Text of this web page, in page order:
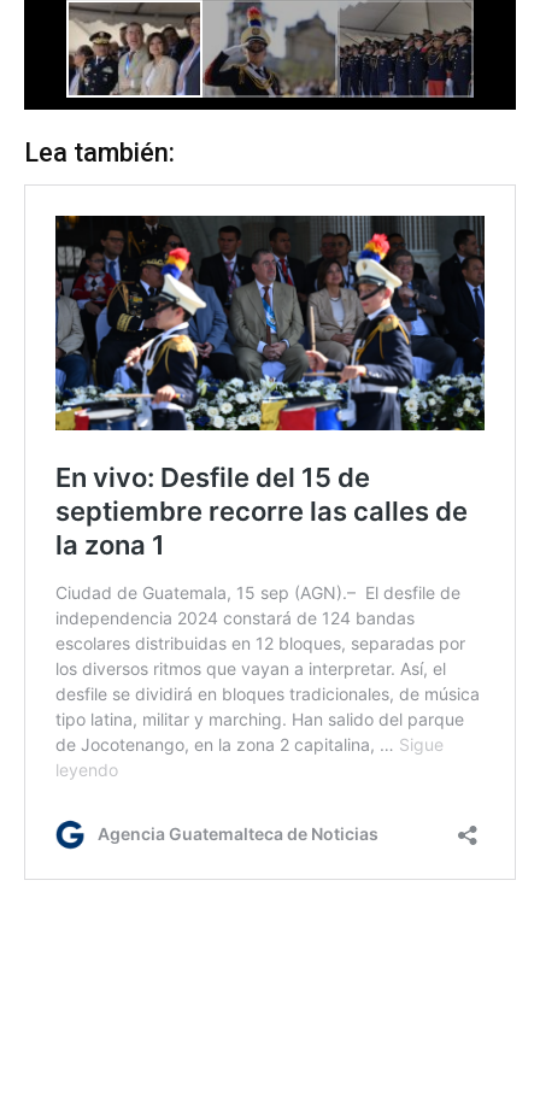
Lea también: